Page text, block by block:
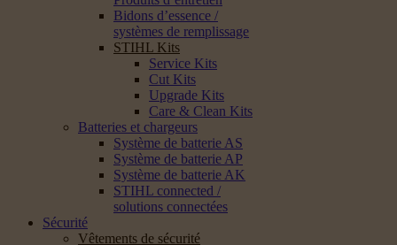
Bidons d’essence /
systèmes de remplissage
STIHL Kits
Service Kits
Cut Kits
Upgrade Kits
Care & Clean Kits
Batteries et chargeurs
Système de batterie AS
Système de batterie AP
Système de batterie AK
STIHL connected /
solutions connectées
Sécurité
Vêtements de sécurité